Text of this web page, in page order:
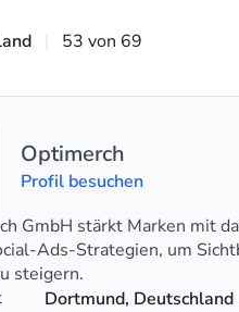
53 von 69
Optimerch
Profil besuchen
GmbH stärkt Marken mit
Ads-Strategien, um
steigern.
Dortmund, Deutschland